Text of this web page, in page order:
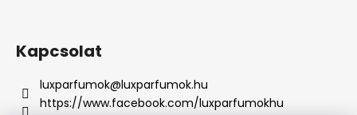
Kapcsolat
luxparfumok@luxparfumok.hu
https://www.facebook.com/luxparfumokhu